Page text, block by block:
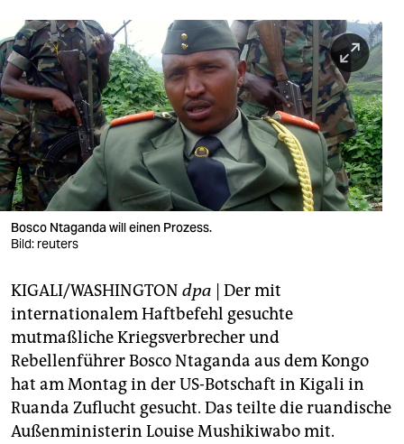
sport
berlin
nord
wahrheit
verlag
verlag
veranstaltungen
shop
fragen & hilfe
unterstützen
abo
Bosco Ntaganda will einen Prozess.
Bild: reuters
KIGALI/WASHINGTON dpa | Der mit
internationalem Haftbefehl gesuchte
mutmaßliche Kriegsverbrecher und
Rebellenführer Bosco Ntaganda aus dem Kongo
hat am Montag in der US-Botschaft in Kigali in
Ruanda Zuflucht gesucht. Das teilte die ruandische
Außenministerin Louise Mushikiwabo mit.